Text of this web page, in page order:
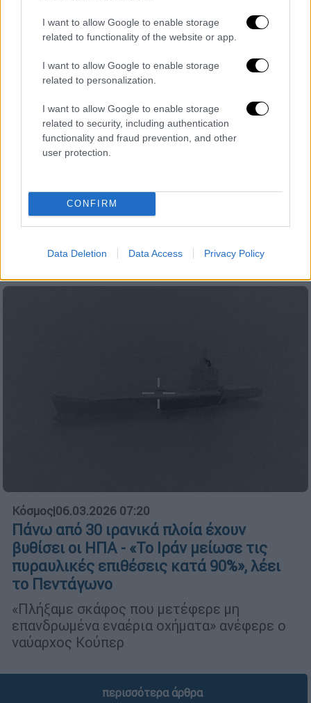
I want to allow Google to enable storage
related to functionality of the website or app.
I want to allow Google to enable storage
related to personalization.
I want to allow Google to enable storage
related to security, including authentication
functionality and fraud prevention, and other
user protection.
CONFIRM
Data Deletion Data Access Privacy Policy
Τεχνολογία|09.03.2026 20:56
ενήλικες - «Έχουμε υψηλότερες
προτεραιότητες» λέει η OpenAI
Νοημοσύνη θα πρέπει να περιμένει
Κόσμος|06.03.2026 07:20
Πάνω από 30 ιρανικά πλοία έχουν
βυθίσει οι ΗΠΑ - «Το Ιράν μείωσε τις
πυραυλικές επιθέσεις κατά 90%», λέει
το Πεντάγωνο
«Πλήξαμε σκάφος που μετέφερε μη
επανδρωμένα εναέρια οχήματα» ανέφερε ο
ναύαρχος Κούπερ
περισσότερα άρθρα